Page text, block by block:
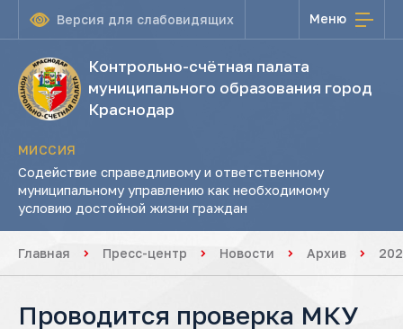
Версия для слабовидящих Меню
Контрольно-счётная палата
муниципального образования город
Краснодар
МИССИЯ
Содействие справедливому и ответственному
муниципальному управлению как необходимому
условию достойной жизни граждан
Главная Пресс-центр Новости Архив
Проводится проверка МКУ